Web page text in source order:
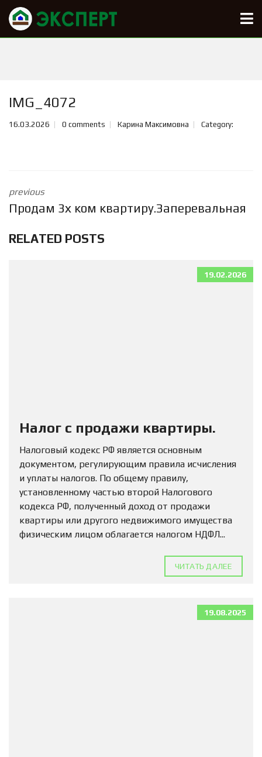
IMG_4072
16.03.2026 0 comments Карина Максимовна Category:
previous
Продам 3х ком квартиру.Заперевальная
RELATED POSTS
19.02.2026
Налог с продажи квартиры.
Налоговый кодекс РФ является основным
документом, регулирующим правила исчисления
и уплаты налогов. По общему правилу,
установленному частью второй Налогового
кодекса РФ, полученный доход от продажи
квартиры или другого недвижимого имущества
физическим лицом облагается налогом НДФЛ...
ЧИТАТЬ ДАЛЕЕ
19.08.2025